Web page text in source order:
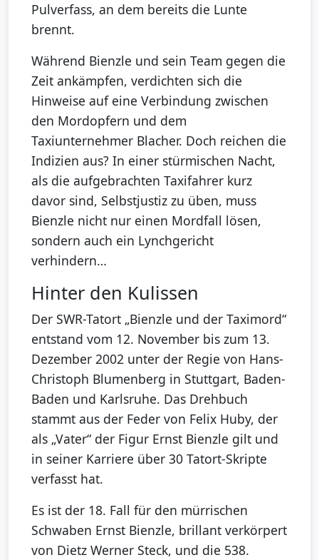
Pulverfass, an dem bereits die Lunte
brennt.
Während Bienzle und sein Team gegen die
Zeit ankämpfen, verdichten sich die
Hinweise auf eine Verbindung zwischen
den Mordopfern und dem
Taxiunternehmer Blacher. Doch reichen die
Indizien aus? In einer stürmischen Nacht,
als die aufgebrachten Taxifahrer kurz
davor sind, Selbstjustiz zu üben, muss
Bienzle nicht nur einen Mordfall lösen,
sondern auch ein Lynchgericht
verhindern…
Hinter den Kulissen
Der SWR-Tatort „Bienzle und der Taximord“
entstand vom 12. November bis zum 13.
Dezember 2002 unter der Regie von Hans-
Christoph Blumenberg in Stuttgart, Baden-
Baden und Karlsruhe. Das Drehbuch
stammt aus der Feder von Felix Huby, der
als „Vater“ der Figur Ernst Bienzle gilt und
in seiner Karriere über 30 Tatort-Skripte
verfasst hat.
Es ist der 18. Fall für den mürrischen
Schwaben Ernst Bienzle, brillant verkörpert
von Dietz Werner Steck, und die 538.